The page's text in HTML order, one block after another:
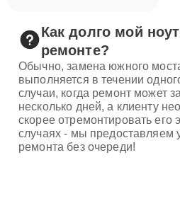
Как долго мой
ремонте?
Обычно, замена южного
выполняется в течении
случаи, когда ремонт может
несколько дней, а клиенту
скорее отремонтировать его
случаях - мы предоставляем
ремонта без очереди!